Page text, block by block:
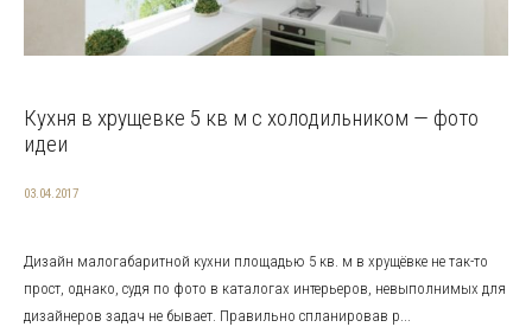
Кухня в хрущевке 5 кв м с холодильником — фото
идеи
03.04.2017
Дизайн малогабаритной кухни площадью 5 кв. м в хрущёвке не так-то
прост, однако, судя по фото в каталогах интерьеров, невыполнимых для
дизайнеров задач не бывает. Правильно спланировав р...